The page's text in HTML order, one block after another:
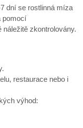
dní se rostlinná míza
pomocí
zkontrolovány.
restaurace nebo i
výhod: